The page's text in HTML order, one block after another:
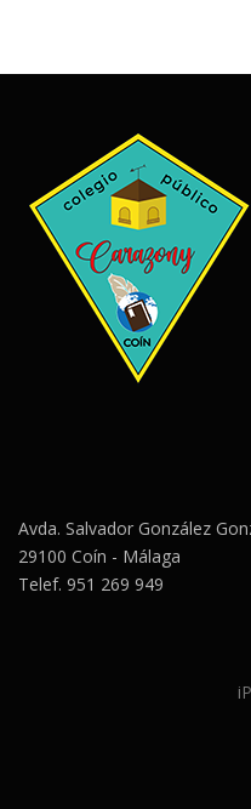
Avda. Salvador González
29100 Coín - Málaga
Telef. 951 269 949